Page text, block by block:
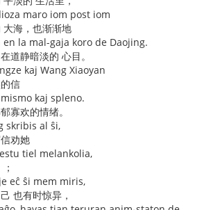
maro iom post iom
海，也渐渐地
la mal-gaja koro de Daojing.
道静暗淡的 心目。
kaj Wang Xiaoyan
信
kaj spleno.
寡欢的情绪。
skribis al ŝi,
劝她
tiel melankolia,
eĉ ŝi mem miris,
也有时惊异，